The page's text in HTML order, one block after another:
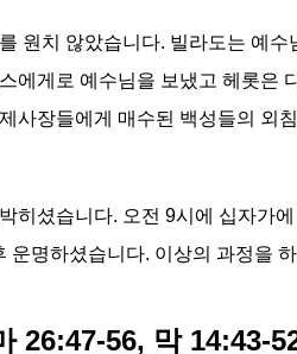
원치 않았습니다. 빌라도는 예
에게로 예수님을 보냈고 헤롯은
사장들에게 매수된 백성들의 외
히셨습니다. 오전 9시에 십자가
명하셨습니다. 이상의 과정을
26:47-56, 막 14:43-